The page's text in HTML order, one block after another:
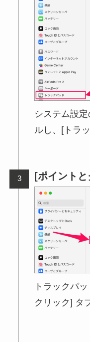
システム設
ルし、[トラ
[ポイント
トラックパ
クリック] タ